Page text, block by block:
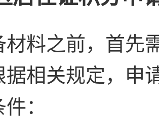
材料之前，首先
据相关规定，申
：